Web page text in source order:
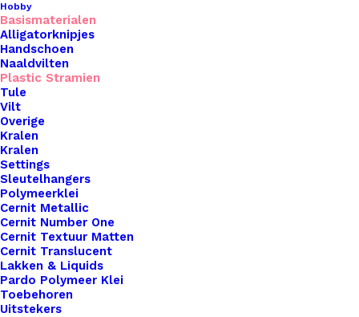
Hobby
Basismaterialen
Alligatorknipjes
Handschoen
Naaldvilten
Plastic Stramien
Tule
Vilt
Overige
Kralen
Kralen
Settings
Sleutelhangers
Polymeerklei
Cernit Metallic
Cernit Number One
Cernit Textuur Matten
Cernit Translucent
Lakken & Liquids
Pardo Polymeer Klei
Toebehoren
UitstekersVoetbal Belletje 21x16mm